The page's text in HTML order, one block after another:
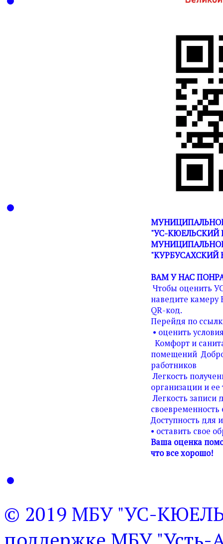
"УС-КЮЕЛЬСКИЙ
"КУРБУСАХСКИЙ
ВАМ У НАС
Чтобы оценить
наведите камеру
QR-код.
Перейдя по
• оценить
Комфорт и
помещений
работников
Легкость
организации и ее
Легкость записи
своевременность
Доступность для
• оставить свое
Ваша оценка
что все хорошо!
© 2019 МБУ "УС-